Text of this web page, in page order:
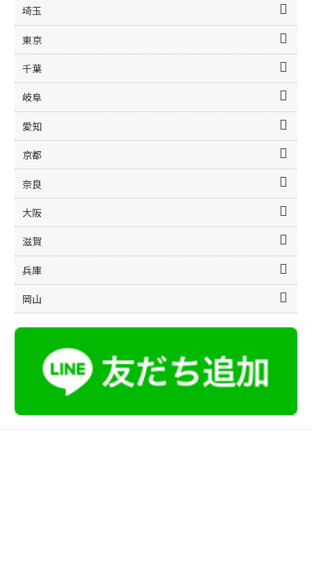
埼玉
東京
千葉
岐阜
愛知
京都
奈良
大阪
滋賀
兵庫
岡山